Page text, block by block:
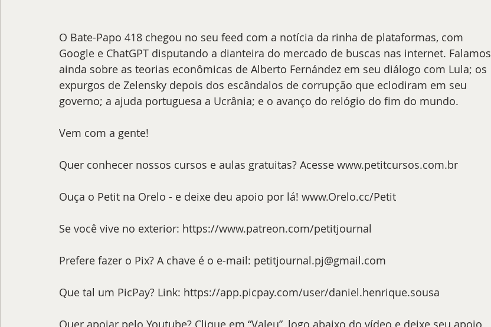
O Bate-Papo 418 chegou no seu feed com a notícia da rinha de plataformas, com
Google e ChatGPT disputando a dianteira do mercado de buscas nas internet. Falamos
ainda sobre as teorias econômicas de Alberto Fernández em seu diálogo com Lula; os
expurgos de Zelensky depois dos escândalos de corrupção que eclodiram em seu
governo; a ajuda portuguesa a Ucrânia; e o avanço do relógio do fim do mundo.
Vem com a gente!
Quer conhecer nossos cursos e aulas gratuitas? Acesse www.petitcursos.com.br
Ouça o Petit na Orelo - e deixe deu apoio por lá! www.Orelo.cc/Petit
Se você vive no exterior: https://www.patreon.com/petitjournal
Prefere fazer o Pix? A chave é o e-mail: petitjournal.pj@gmail.com
Que tal um PicPay? Link: https://app.picpay.com/user/daniel.henrique.sousa
Quer apoiar pelo Youtube? Clique em “Valeu”, logo abaixo do vídeo e deixe seu apoio